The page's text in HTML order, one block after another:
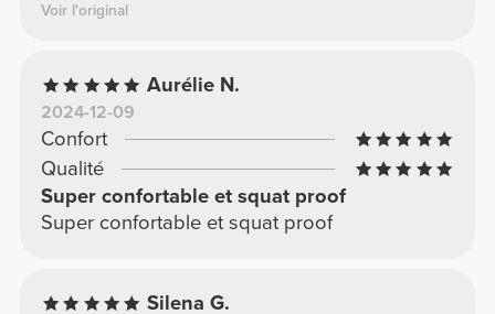
Voir l'original
Aurélie N.
2024-12-09
Confort
Qualité
Super confortable et squat proof
Super confortable et squat proof
Silena G.